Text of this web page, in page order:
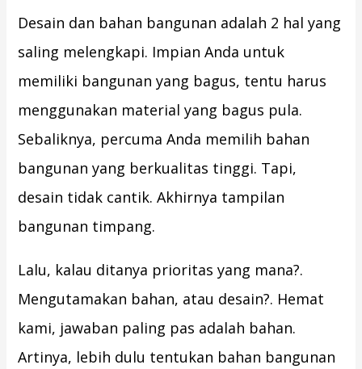
Desain dan bahan bangunan adalah 2 hal yang
saling melengkapi. Impian Anda untuk
memiliki bangunan yang bagus, tentu harus
menggunakan material yang bagus pula.
Sebaliknya, percuma Anda memilih bahan
bangunan yang berkualitas tinggi. Tapi,
desain tidak cantik. Akhirnya tampilan
bangunan timpang.
Lalu, kalau ditanya prioritas yang mana?.
Mengutamakan bahan, atau desain?. Hemat
kami, jawaban paling pas adalah bahan.
Artinya, lebih dulu tentukan bahan bangunan